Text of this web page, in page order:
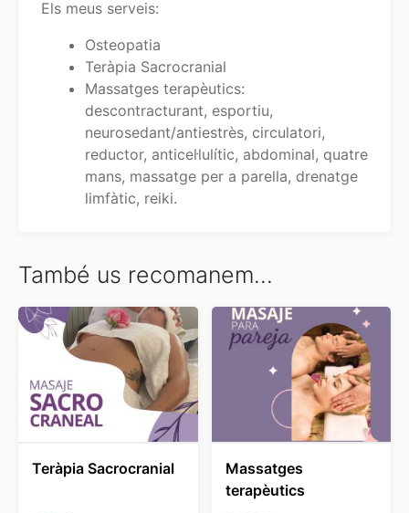
Els meus serveis:
Osteopatia
Teràpia Sacrocranial
Massatges terapèutics:
descontracturant, esportiu,
neurosedant/antiestrès, circulatori,
reductor, anticel·lulític, abdominal, quatre
mans, massatge per a parella, drenatge
limfàtic, reiki.
També us recomanem…
Teràpia Sacrocranial
Massatges
terapèutics